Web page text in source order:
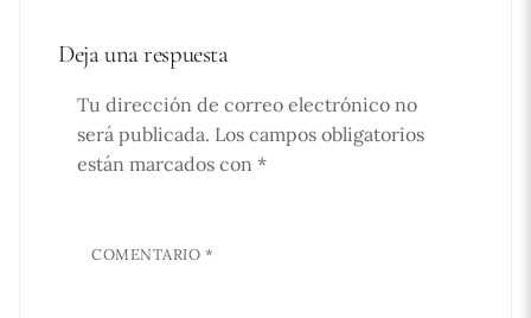
Deja una respuesta
Tu dirección de correo electrónico no
será publicada. Los campos obligatorios
están marcados con *
COMENTARIO *